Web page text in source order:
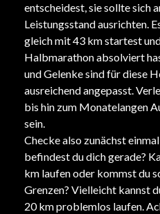
entscheidest, sie sollte sich
Leistungsstand ausrichten.
gleich mit 43 km startest
Halbmarathon absolviert
und Gelenke sind für diese
ausreichend angepasst.
bis hin zum Monatelangen
sein.
Checke also zunächst
befindest du dich gerade?
km laufen oder kommst du
Grenzen? Vielleicht kannst
20 km problemlos laufen.